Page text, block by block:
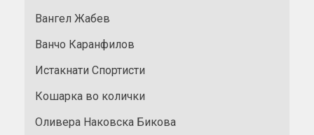
Вангел Жабев
Ванчо Каранфилов
Истакнати Спортисти
Кошарка во колички
Оливера Наковска Бикова